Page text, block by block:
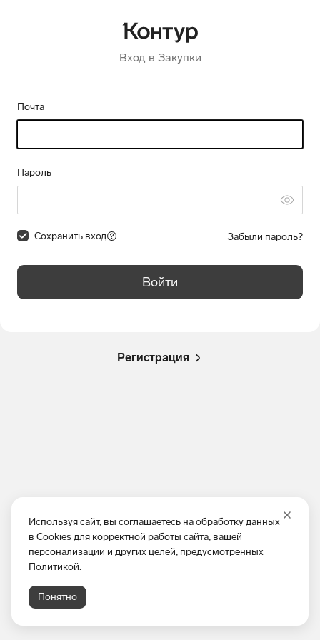
Используя сайт, вы соглашаетесь на обработку данных
в Cookies для корректной работы сайта, вашей
персонализации и других целей, предусмотренных
Политикой.
Понятно
Вход в Закупки
Почта
Пароль
Сохранить вход Забыли пароль?
Войти
Регистрация